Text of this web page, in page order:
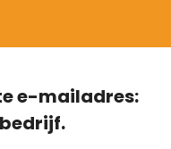
e-mailadres: